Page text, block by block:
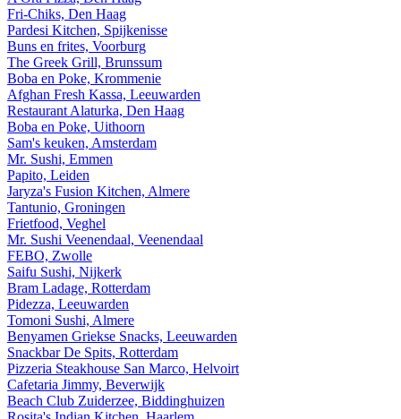
Fri-Chiks, Den Haag
Pardesi Kitchen, Spijkenisse
Buns en frites, Voorburg
The Greek Grill, Brunssum
Boba en Poke, Krommenie
Afghan Fresh Kassa, Leeuwarden
Restaurant Alaturka, Den Haag
Boba en Poke, Uithoorn
Sam's keuken, Amsterdam
Mr. Sushi, Emmen
Papito, Leiden
Jaryza's Fusion Kitchen, Almere
Tantunio, Groningen
Frietfood, Veghel
Mr. Sushi Veenendaal, Veenendaal
FEBO, Zwolle
Saifu Sushi, Nijkerk
Bram Ladage, Rotterdam
Pidezza, Leeuwarden
Tomoni Sushi, Almere
Benyamen Griekse Snacks, Leeuwarden
Snackbar De Spits, Rotterdam
Pizzeria Steakhouse San Marco, Helvoirt
Cafetaria Jimmy, Beverwijk
Beach Club Zuiderzee, Biddinghuizen